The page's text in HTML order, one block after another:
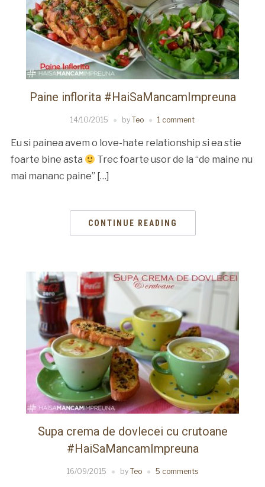
Paine inflorita #HaiSaMancamImpreuna
14/10/2015 by Teo 1 comment
Eu si painea avem o love-hate relationship si ea stie
foarte bine asta
Trec foarte usor de la “de maine nu
mai mananc paine” […]
CONTINUE READING
Supa crema de dovlecei cu crutoane
#HaiSaMancamImpreuna
16/09/2015 by Teo 5 comments